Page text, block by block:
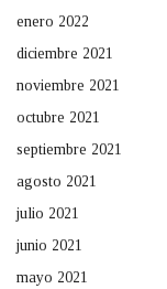
enero 2022
diciembre 2021
noviembre 2021
octubre 2021
septiembre 2021
agosto 2021
julio 2021
junio 2021
mayo 2021